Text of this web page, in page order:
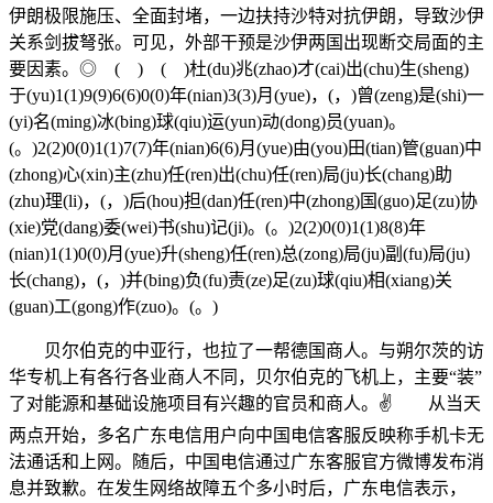
伊朗极限施压、全面封堵，一边扶持沙特对抗伊朗，导致沙伊
关系剑拔弩张。可见，外部干预是沙伊两国出现断交局面的主
要因素。◎ ( ) ( )杜(du)兆(zhao)才(cai)出(chu)生(sheng)
于(yu)1(1)9(9)6(6)0(0)年(nian)3(3)月(yue)，(，)曾(zeng)是(shi)一
(yi)名(ming)冰(bing)球(qiu)运(yun)动(dong)员(yuan)。
(。)2(2)0(0)1(1)7(7)年(nian)6(6)月(yue)由(you)田(tian)管(guan)中
(zhong)心(xin)主(zhu)任(ren)出(chu)任(ren)局(ju)长(chang)助
(zhu)理(li)，(，)后(hou)担(dan)任(ren)中(zhong)国(guo)足(zu)协
(xie)党(dang)委(wei)书(shu)记(ji)。(。)2(2)0(0)1(1)8(8)年
(nian)1(1)0(0)月(yue)升(sheng)任(ren)总(zong)局(ju)副(fu)局(ju)
长(chang)，(，)并(bing)负(fu)责(ze)足(zu)球(qiu)相(xiang)关
(guan)工(gong)作(zuo)。(。)
贝尔伯克的中亚行，也拉了一帮德国商人。与朔尔茨的访
华专机上有各行各业商人不同，贝尔伯克的飞机上，主要“装”
了对能源和基础设施项目有兴趣的官员和商人。✌ 从当天
两点开始，多名广东电信用户向中国电信客服反映称手机卡无
法通话和上网。随后，中国电信通过广东客服官方微博发布消
息并致歉。在发生网络故障五个多小时后，广东电信表示，